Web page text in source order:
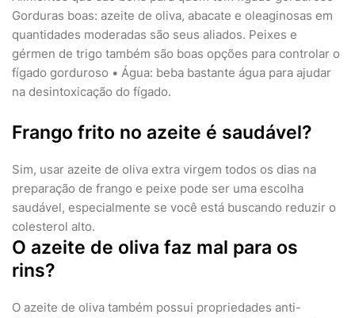
Gorduras boas: azeite de oliva, abacate e oleaginosas em
quantidades moderadas são seus aliados. Peixes e
gérmen de trigo também são boas opções para controlar o
fígado gorduroso • Água: beba bastante água para ajudar
na desintoxicação do fígado.
Frango frito no azeite é saudável?
Sim, usar azeite de oliva extra virgem todos os dias na
preparação de frango e peixe pode ser uma escolha
saudável, especialmente se você está buscando reduzir o
colesterol alto.
O azeite de oliva faz mal para os
rins?
O azeite de oliva também possui propriedades anti-